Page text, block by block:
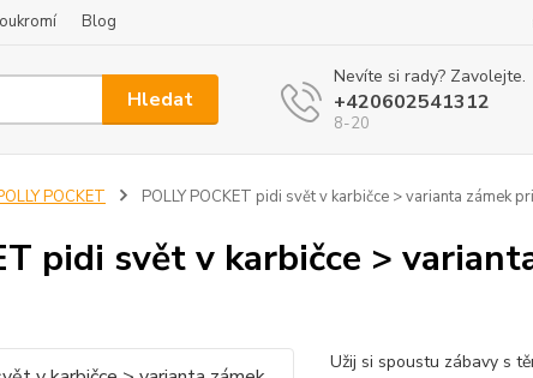
Blog
Hledat
Nevíte si rady? Zavolejte.
+420602541312
8-20
POCKET POLLY POCKET pidi svět v karbičce > varianta zámek
pidi svět v karbičce >
Užij si spoustu zábavy s